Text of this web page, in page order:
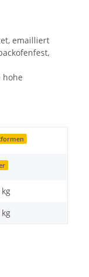
emailliert
hohe
kg
kg